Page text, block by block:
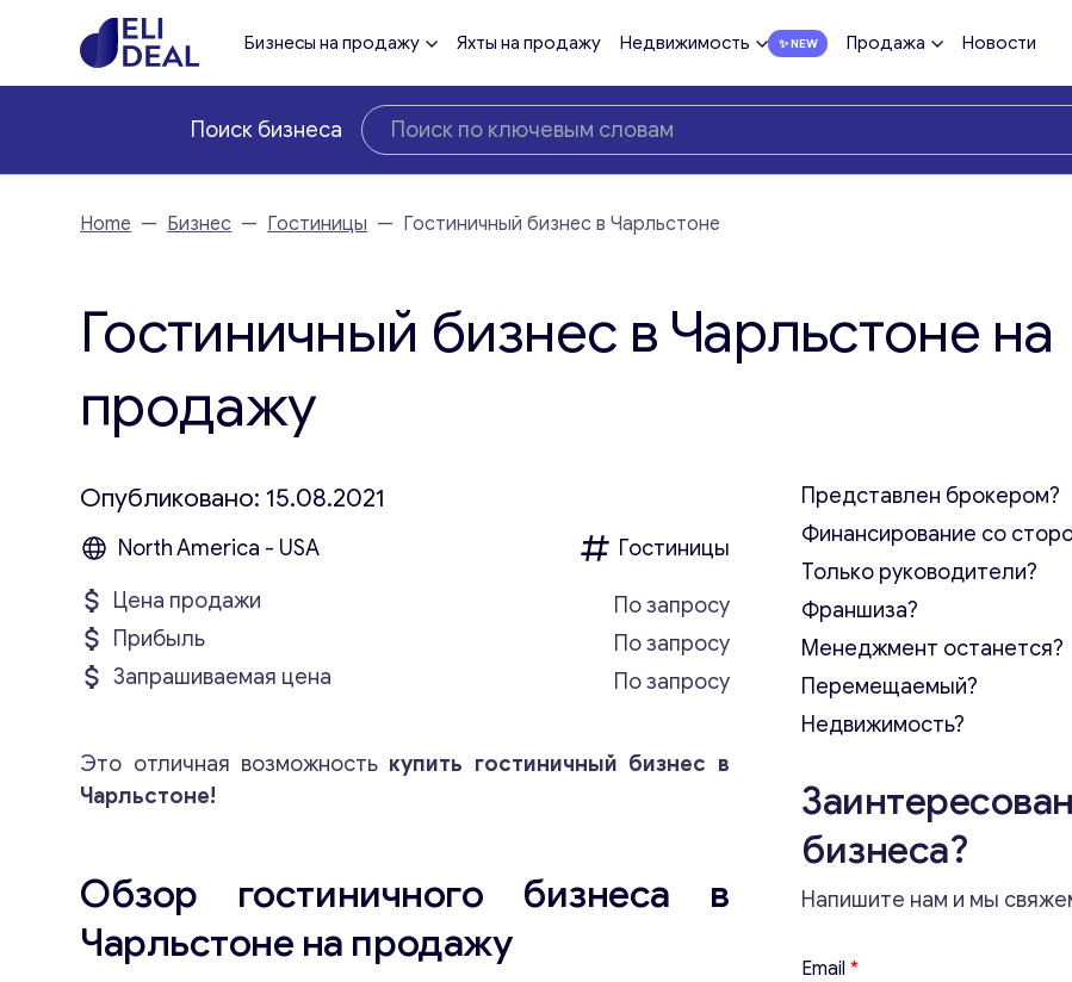
Бизнесы на продажу Яхты на продажу Недвижимость Продажа Новости
Поиск бизнеса
Home — Бизнес — Гостиницы — Гостиничный бизнес в Чарльстоне
Гостиничный бизнес в Чарльстоне на
продажу
Опубликовано: 15.08.2021
North America - USA
Гостиницы
Цена продажи
По запросу
Прибыль
По запросу
Запрашиваемая цена
По запросу
Это отличная возможность купить гостиничный бизнес в
Чарльстоне!
Обзор гостиничного бизнеса в
Чарльстоне на продажу
Представлен брокером?
Финансирование со
Только руководители?
Франшиза?
Менеджмент останется?
Перемещаемый?
Недвижимость?
бизнеса?
Напишите нам и мы
Email *